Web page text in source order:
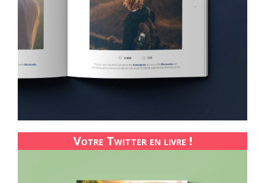
Votre Twitter en livre !